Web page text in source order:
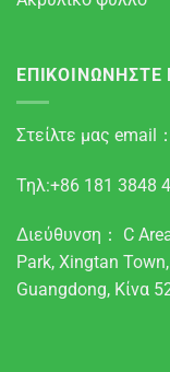
Στείλτε μας email：
Τηλ:+86 181 3848
Διεύθυνση： C
Park, Xingtan
Guangdong, Κίνα